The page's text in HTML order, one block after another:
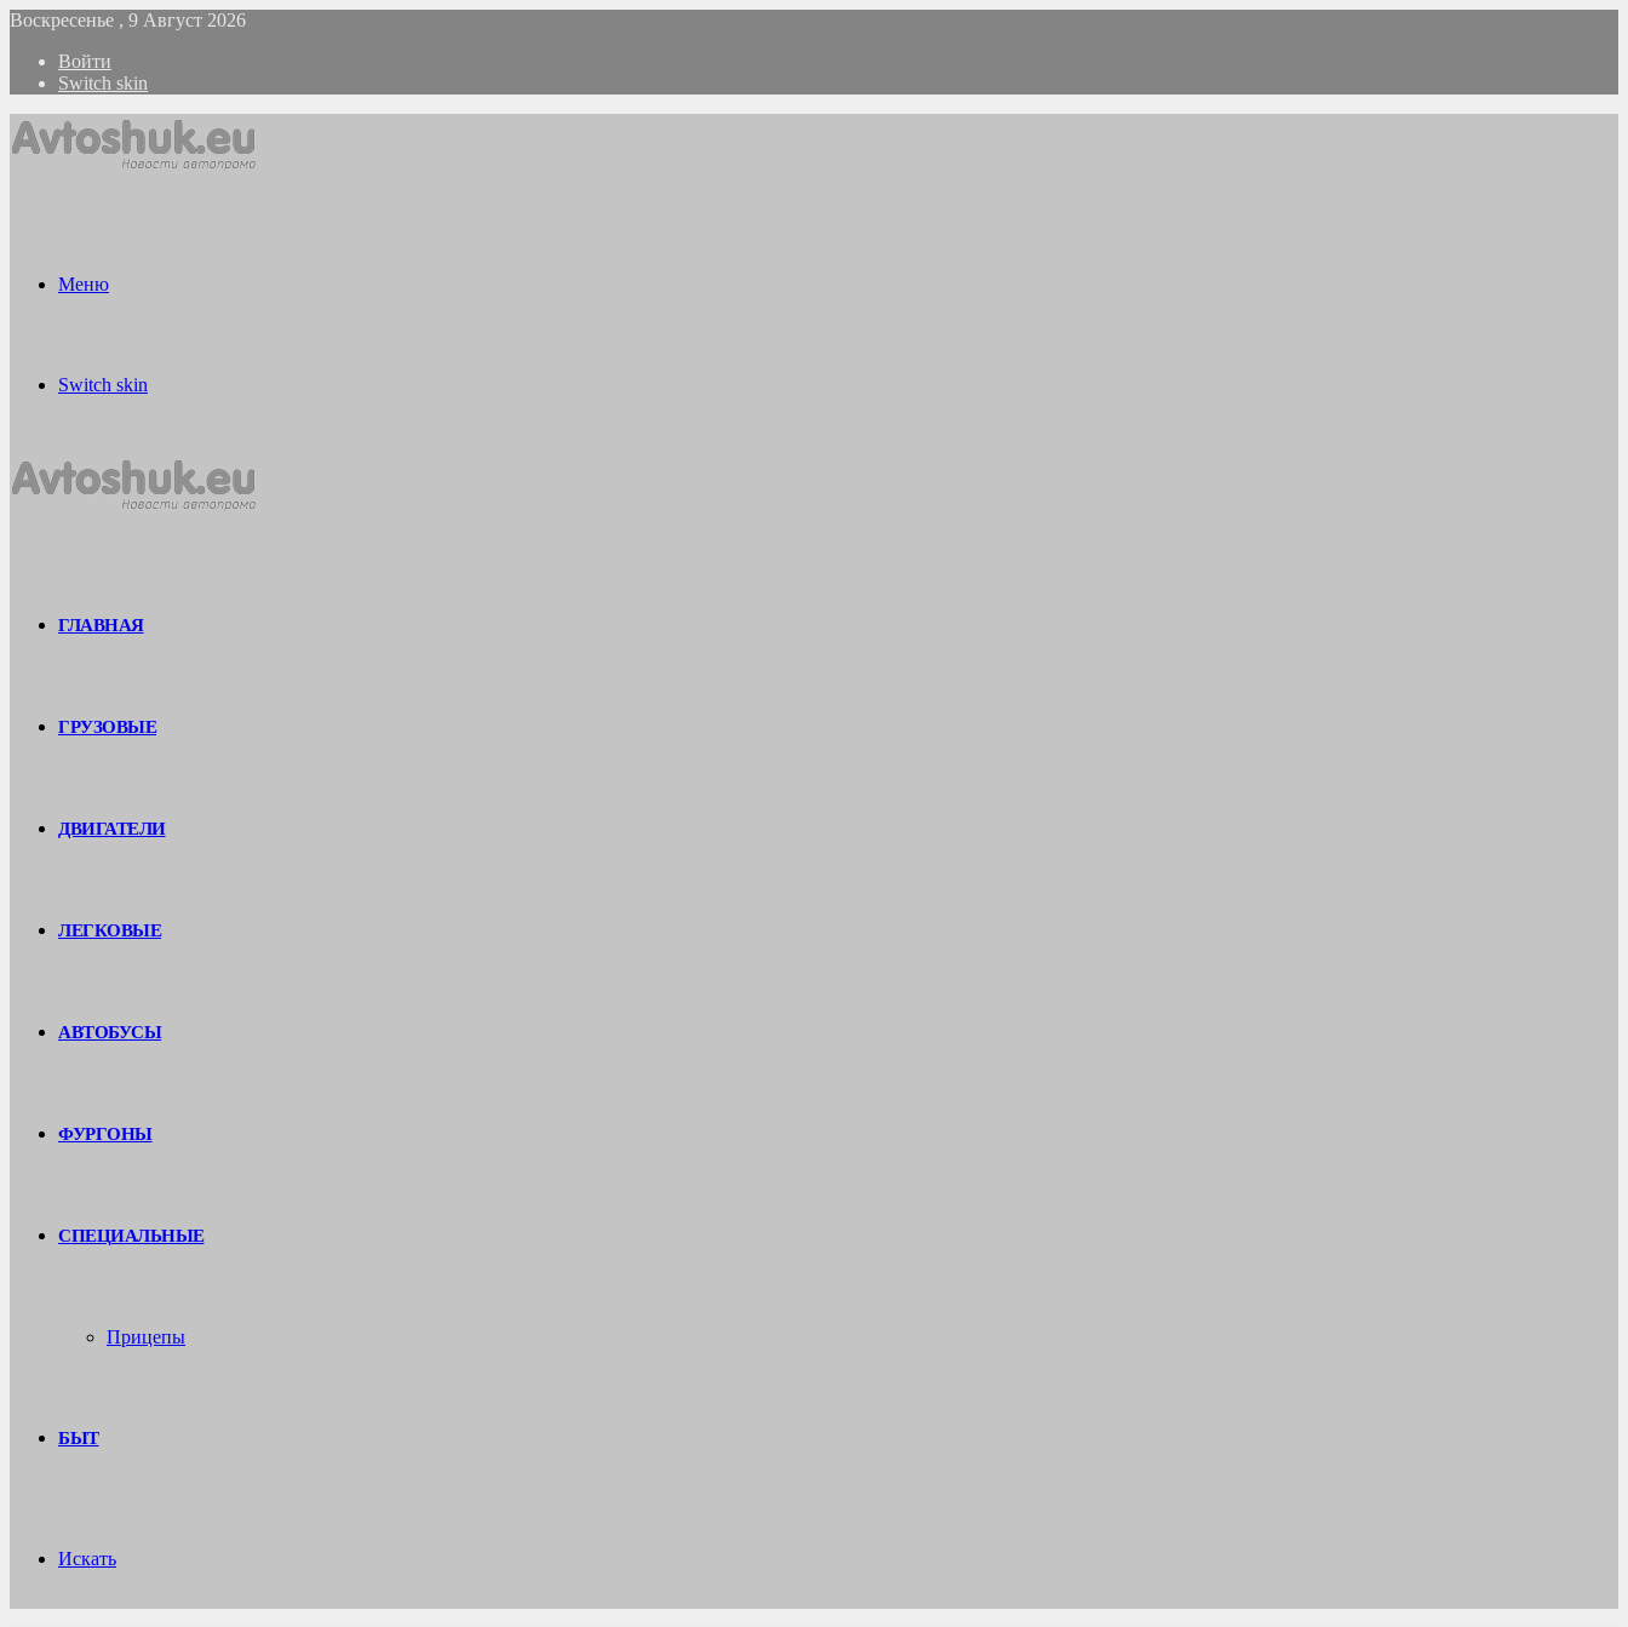
Воскресенье , 9 Август 2026
Войти
Switch skin
Меню
Switch skin
ГЛАВНАЯ
ГРУЗОВЫЕ
ДВИГАТЕЛИ
ЛЕГКОВЫЕ
АВТОБУСЫ
ФУРГОНЫ
СПЕЦИАЛЬНЫЕ
Прицепы
БЫТ
Искать